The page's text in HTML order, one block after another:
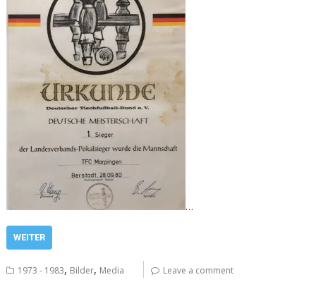
…
WEITER
1973 - 1983, Bilder, Media Leave a comment